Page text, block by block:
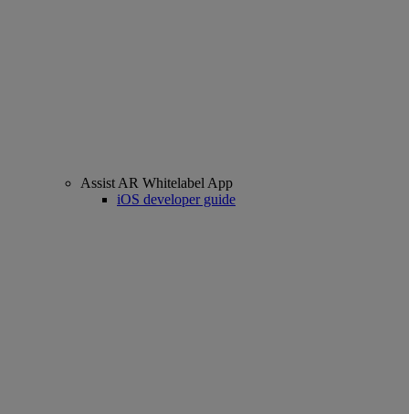
Assist AR Whitelabel App
iOS developer guide